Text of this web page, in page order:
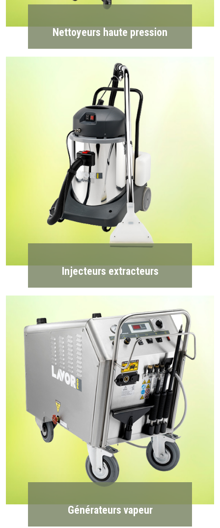
Nettoyeurs haute pression
Injecteurs extracteurs
Générateurs vapeur